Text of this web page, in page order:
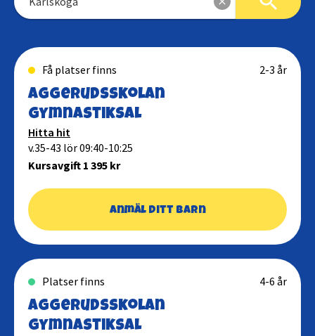
Få platser finns 2-3 år
Aggerudsskolan
gymnastiksal
Hitta hit
v.35-43 lör 09:40-10:25
Kursavgift 1 395 kr
Anmäl ditt barn
Platser finns 4-6 år
Aggerudsskolan
gymnastiksal